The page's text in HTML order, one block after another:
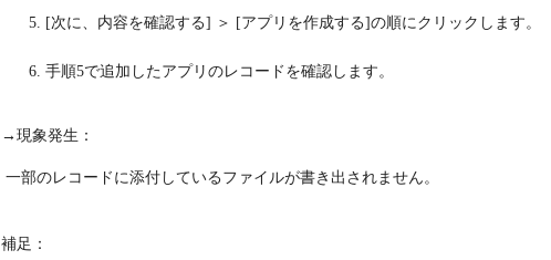
[次に、内容を確認する] ＞ [アプリを作成する]の順にクリックします。
手順5で追加したアプリのレコードを確認します。
→現象発生：
一部のレコードに添付しているファイルが書き出されません。
補足：